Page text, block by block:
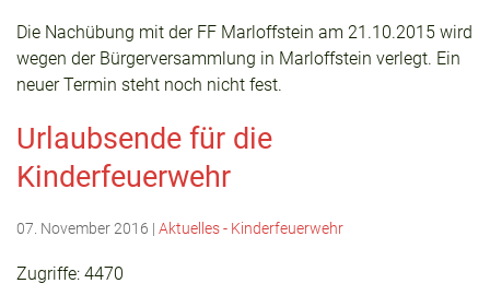
Die Nachübung mit der FF Marloffstein am 21.10.2015 wird
wegen der Bürgerversammlung in Marloffstein verlegt. Ein
neuer Termin steht noch nicht fest.
Urlaubsende für die
Kinderfeuerwehr
07. November 2016 | Aktuelles - Kinderfeuerwehr
Zugriffe: 4470